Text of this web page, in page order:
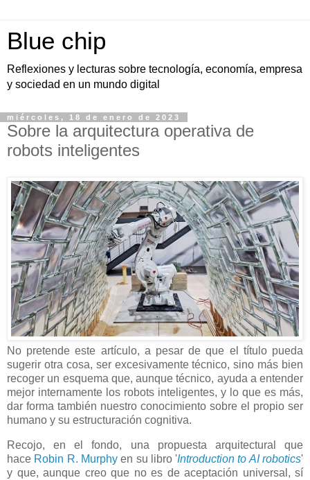
Blue chip
Reflexiones y lecturas sobre tecnología, economía, empresa
y sociedad en un mundo digital
miércoles, 18 de enero de 2023
Sobre la arquitectura operativa de
robots inteligentes
No pretende este artículo, a pesar de que el título pueda
sugerir otra cosa, ser excesivamente técnico, sino más bien
recoger un esquema que, aunque técnico, ayuda a entender
mejor internamente los robots inteligentes, y lo que es más,
dar forma también nuestro conocimiento sobre el propio ser
humano y su estructuración cognitiva.
Recojo, en el fondo, una propuesta arquitectural que
hace Robin R. Murphyen su libro 'Introduction to AI robotics'
y que, aunque creo que no es de aceptación universal, sí